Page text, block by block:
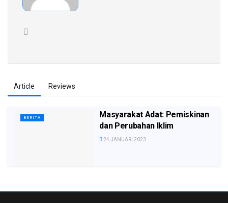
Article Reviews
BERITA
Masyarakat Adat: Pemiskinan
dan Perubahan Iklim
24 JANUARI 2023